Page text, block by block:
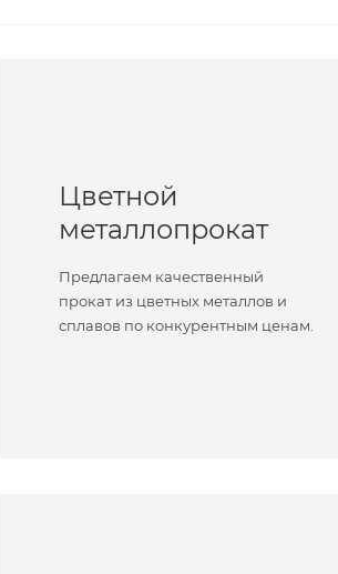
Цветной
металлопрокат
Предлагаем качественный
прокат из цветных металлов и
сплавов по конкурентным ценам.